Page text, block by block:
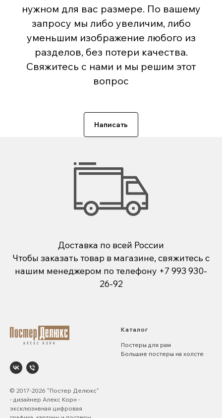
нужном для вас размере. По вашему
запросу мы либо увеличим, либо
уменьшим изображение любого из
разделов, без потери качества.
Свяжитесь с нами и мы решим этот
вопрос
Написать
Доставка по всей России
Чтобы заказать товар в магазине, свяжитесь с
нашим менеджером по телефону +7 993 930-
26-92
© 2017-2026 "Постер Делюкс"
- дизайнер Алекс Корн -
эксклюзивная цифровая
Каталог
Постеры для рам
Большие постеры на холсте